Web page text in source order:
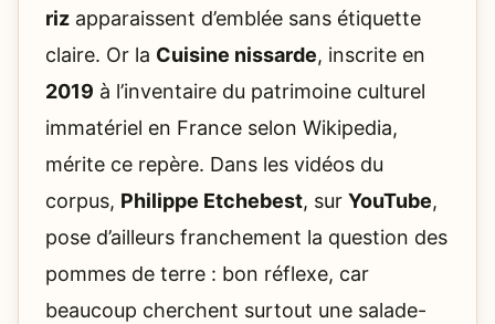
riz apparaissent d’emblée sans étiquette
claire. Or la Cuisine nissarde, inscrite en
2019 à l’inventaire du patrimoine culturel
immatériel en France selon Wikipedia,
mérite ce repère. Dans les vidéos du
corpus, Philippe Etchebest, sur YouTube,
pose d’ailleurs franchement la question des
pommes de terre : bon réflexe, car
beaucoup cherchent surtout une salade-